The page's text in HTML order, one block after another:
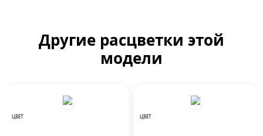
Другие расцветки этой
модели
ЦВЕТ ЦВЕТ